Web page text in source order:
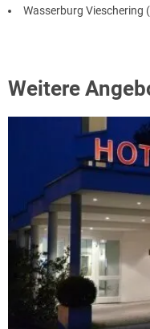
Wasserburg Vieschering
Weitere